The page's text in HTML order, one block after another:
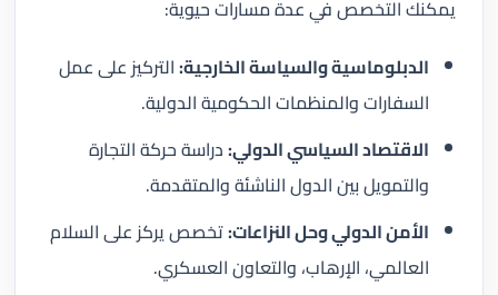
يمكنك التخصص في عدة مسارات حيوية:
الدبلوماسية والسياسة الخارجية:التركيز على عمل
السفارات والمنظمات الحكومية الدولية.
الاقتصاد السياسي الدولي:دراسة حركة التجارة
والتمويل بين الدول الناشئة والمتقدمة.
الأمن الدولي وحل النزاعات:تخصص يركز على السلام
العالمي، الإرهاب، والتعاون العسكري.